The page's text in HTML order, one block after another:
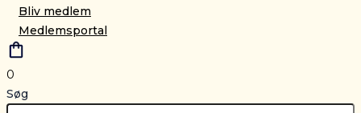
Bliv medlem
Medlemsportal
0
Søg